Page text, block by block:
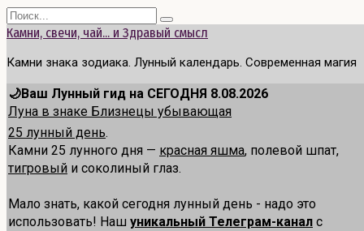
Перейти
к
Search
for:
Камни, свечи, чай... и Здравый смысл
Камни знака зодиака. Лунный календарь. Современная магия
🌙Ваш Лунный гид на СЕГОДНЯ 8.08.2026
Луна в знаке Близнецы убывающая
25 лунный день.
Камни 25 лунного дня — красная яшма, полевой шпат,
тигровый и соколиный глаз.
Мало знать, какой сегодня лунный день - надо это
использовать! Наш уникальный Телеграм-канал с